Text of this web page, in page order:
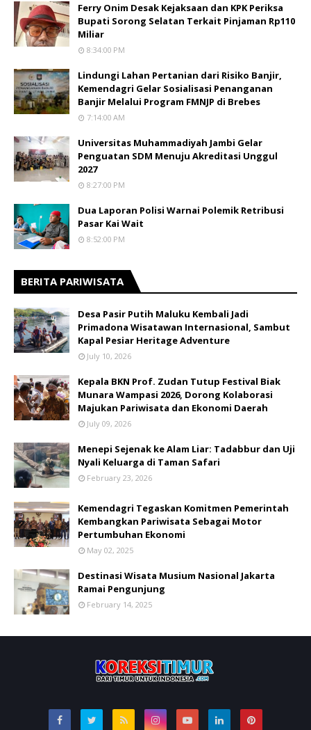
Ferry Onim Desak Kejaksaan dan KPK Periksa
Bupati Sorong Selatan Terkait Pinjaman Rp110
Miliar
8:34:00 PM
Lindungi Lahan Pertanian dari Risiko Banjir,
Kemendagri Gelar Sosialisasi Penanganan
Banjir Melalui Program FMNJP di Brebes
7:14:00 AM
Universitas Muhammadiyah Jambi Gelar
Penguatan SDM Menuju Akreditasi Unggul
2027
8:27:00 PM
Dua Laporan Polisi Warnai Polemik Retribusi
Pasar Kai Wait
8:52:00 PM
BERITA PARIWISATA
​Desa Pasir Putih Maluku Kembali Jadi
Primadona Wisatawan Internasional, Sambut
Kapal Pesiar Heritage Adventure
July 10, 2026
Kepala BKN Prof. Zudan Tutup Festival Biak
Munara Wampasi 2026, Dorong Kolaborasi
Majukan Pariwisata dan Ekonomi Daerah
July 09, 2026
Menepi Sejenak ke Alam Liar: Tadabbur dan Uji
Nyali Keluarga di Taman Safari
February 23, 2026
Kemendagri Tegaskan Komitmen Pemerintah
Kembangkan Pariwisata Sebagai Motor
Pertumbuhan Ekonomi
May 02, 2025
Destinasi Wisata Musium Nasional Jakarta
Ramai Pengunjung
February 14, 2025